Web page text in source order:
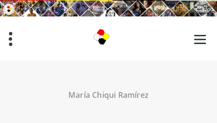
Saltar
al
María Chiqui Ramírez